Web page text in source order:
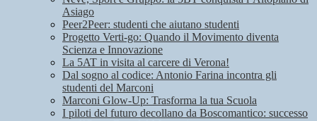
Asiago
Peer2Peer: studenti che aiutano studenti
Progetto Verti-go: Quando il Movimento diventa
Scienza e Innovazione
La 5AT in visita al carcere di Verona!
Dal sogno al codice: Antonio Farina incontra gli
studenti del Marconi
Marconi Glow-Up: Trasforma la tua Scuola
I piloti del futuro decollano da Boscomantico: successo